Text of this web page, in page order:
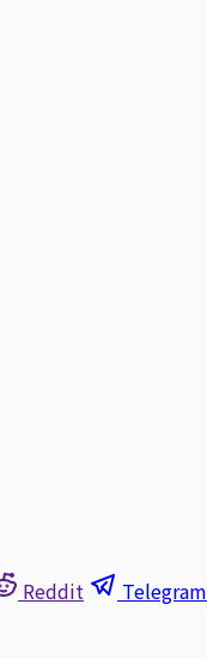
Reddit Telegram